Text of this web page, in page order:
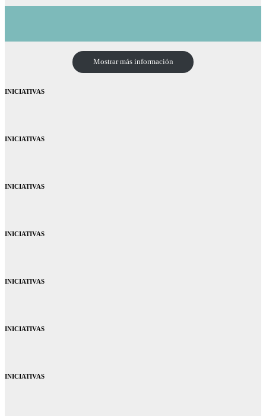
Mostrar más información
INICIATIVAS
INICIATIVAS
INICIATIVAS
INICIATIVAS
INICIATIVAS
INICIATIVAS
INICIATIVAS